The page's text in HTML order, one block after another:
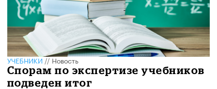
УЧЕБНИКИ//Новость
Спорам по экспертизе учебников
подведен итог